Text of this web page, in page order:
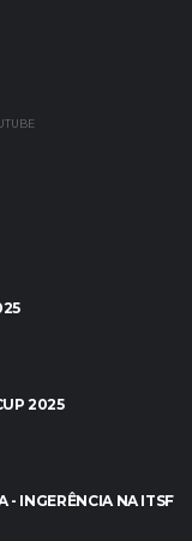
2025
- INGERÊNCIA NA ITSF